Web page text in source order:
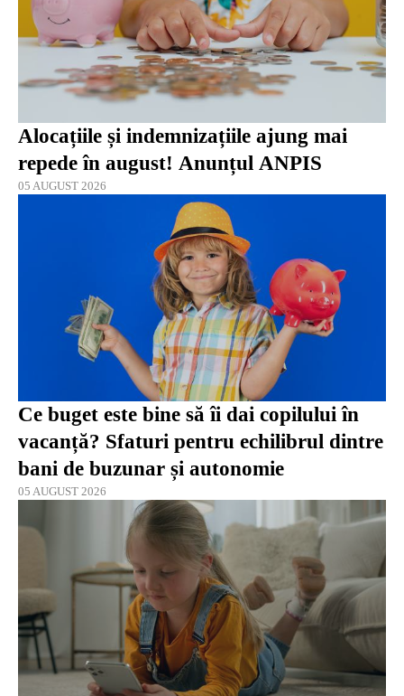
Alocațiile și indemnizațiile ajung mai
repede în august! Anunțul ANPIS
05 AUGUST 2026
Ce buget este bine să îi dai copilului în
vacanță? Sfaturi pentru echilibrul dintre
bani de buzunar și autonomie
05 AUGUST 2026